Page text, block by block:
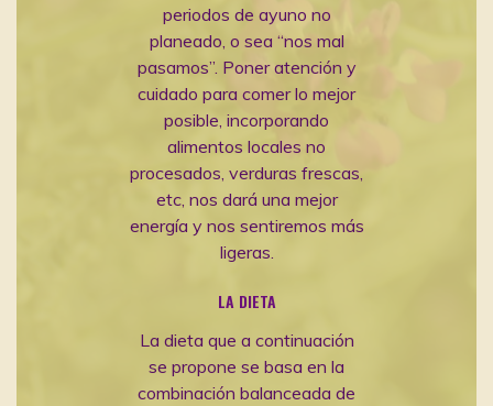
periodos de ayuno no
planeado, o sea “nos mal
pasamos”. Poner atención y
cuidado para comer lo mejor
posible, incorporando
alimentos locales no
procesados, verduras frescas,
etc, nos dará una mejor
energía y nos sentiremos más
ligeras.
LA DIETA
La dieta que a continuación
se propone se basa en la
combinación balanceada de